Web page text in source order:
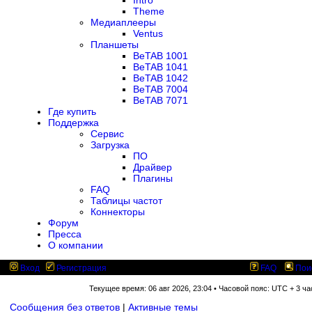
Theme
Медиаплееры
Ventus
Планшеты
BeTAB 1001
BeTAB 1041
BeTAB 1042
BeTAB 7004
BeTAB 7071
Где купить
Поддержка
Сервис
Загрузка
ПО
Драйвер
Плагины
FAQ
Таблицы частот
Коннекторы
Форум
Пресса
О компании
Вход Регистрация FAQ
Текущее время: 06 авг 2026, 23:04 • Часовой пояс: UTC + 3
Сообщения без ответов | Активные темы